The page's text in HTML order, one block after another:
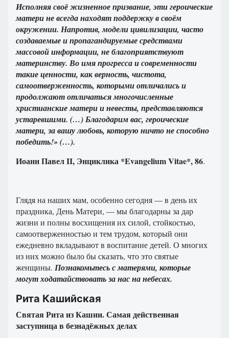
Исполняя своё жизненное призвание, эти героические
матери не всегда находят поддержку в своём
окружении. Напротив, модели цивилизации, часто
создаваемые и пропагандируемые средствами
массовой информации, не благоприятствуют
материнству. Во имя прогресса и современности
такие ценности, как верность, чистота,
самоотверженность, которыми отличались и
продолжают отличаться многочисленные
христианские матери и невесты, представляются
устаревшими. (…) Благодарим вас, героические
матери, за вашу любовь, которую ничто не способно
победить!» (…).
Иоанн Павел II, Энциклика *Evangelium Vitae*, 86.
Глядя на наших мам, особенно сегодня — в день их
праздника, День Матери, — мы благодарны за дар
жизни и полны восхищения их силой, стойкостью,
самоотверженностью и тем трудом, который они
ежедневно вкладывают в воспитание детей. О многих
из них можно было бы сказать, что это святые
женщины. Познакомьтесь с матерями, которые
могут ходатайствовать за нас на небесах.
Рита Кашийская
Святая Рита из Кашии. Самая действенная
заступница в безнадёжных делах